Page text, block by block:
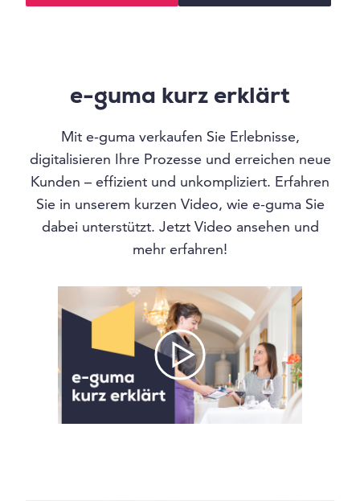
e-guma kurz erklärt
Mit e-guma verkaufen Sie Erlebnisse,
digitalisieren Ihre Prozesse und erreichen neue
Kunden – effizient und unkompliziert. Erfahren
Sie in unserem kurzen Video, wie e-guma Sie
dabei unterstützt. Jetzt Video ansehen und
mehr erfahren!